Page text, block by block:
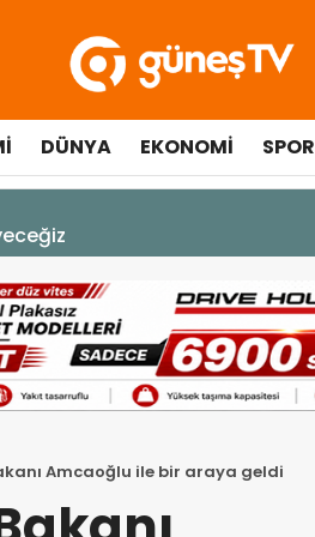
DÜNYA EKONOMI SPOR
Amcaoğlu ile bir araya geldi